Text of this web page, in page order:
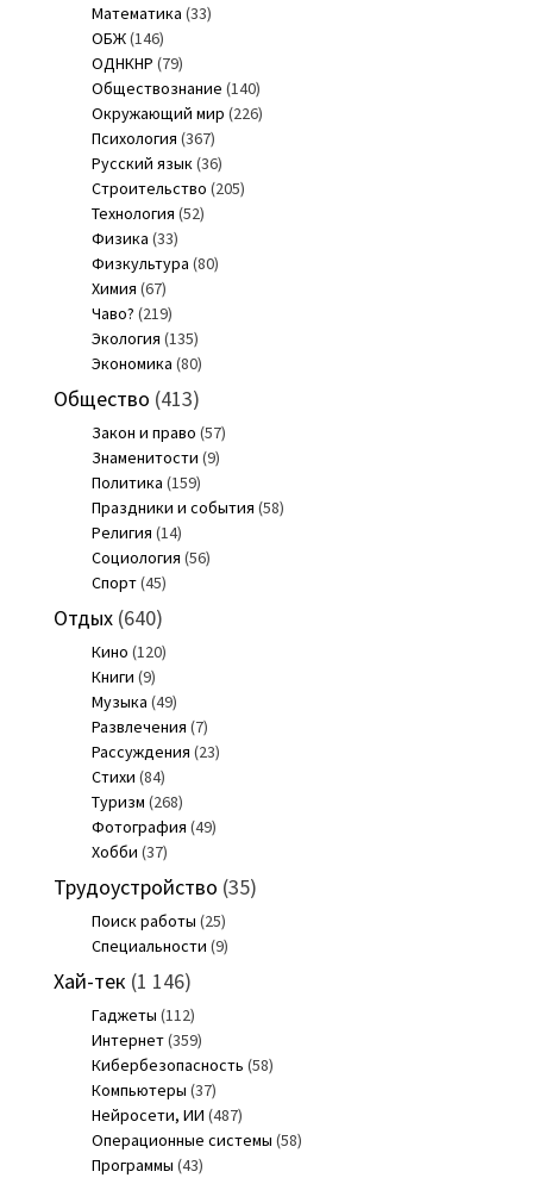
Математика (33)
ОБЖ(146)
ОДНКНР (79)
Обществознание (140)
Окружающий мир (226)
Психология (367)
Русский язык(36)
Строительство (205)
Технология (52)
Физика (33)
Физкультура (80)
Химия (67)
Чаво? (219)
Экология (135)
Экономика (80)
Общество (413)
Закон и право (57)
Знаменитости (9)
Политика (159)
Праздники и события (58)
Религия (14)
Социология (56)
Спорт(45)
Отдых(640)
Кино (120)
Книги (9)
Музыка (49)
Развлечения (7)
Рассуждения (23)
Стихи (84)
Туризм (268)
Фотография (49)
Хобби (37)
Трудоустройство (35)
Поиск работы (25)
Специальности (9)
Хай-тек (1 146)
Гаджеты (112)
Интернет(359)
Кибербезопасность (58)
Компьютеры (37)
Нейросети, ИИ (487)
Операционные системы (58)
Программы (43)